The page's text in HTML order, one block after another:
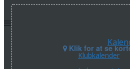
Klubkalender
Klik for at se